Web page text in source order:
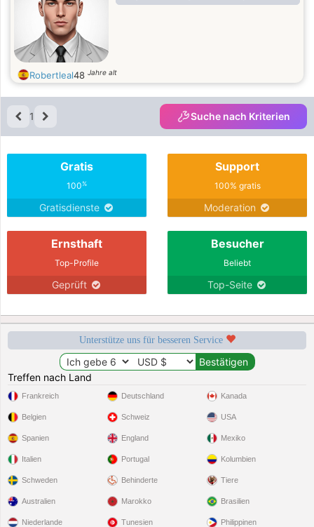
Robertleal48 Jahre alt
1 Suche nach Kriterien
Gratis
100%
Gratisdienste
Support
100% gratis
Moderation
Ernsthaft
Top-Profile
Geprüft
Besucher
Beliebt
Top-Seite
Unterstütze uns für besseren Service
Treffen nach Land
Frankreich
Belgien
Spanien
Italien
Schweden
Deutschland
Schweiz
England
Portugal
Behinderte
Kanada
USA
Mexiko
Kolumbien
Tiere
Australien
Niederlande
Marokko
Tunesien
Brasilien
Philippinen